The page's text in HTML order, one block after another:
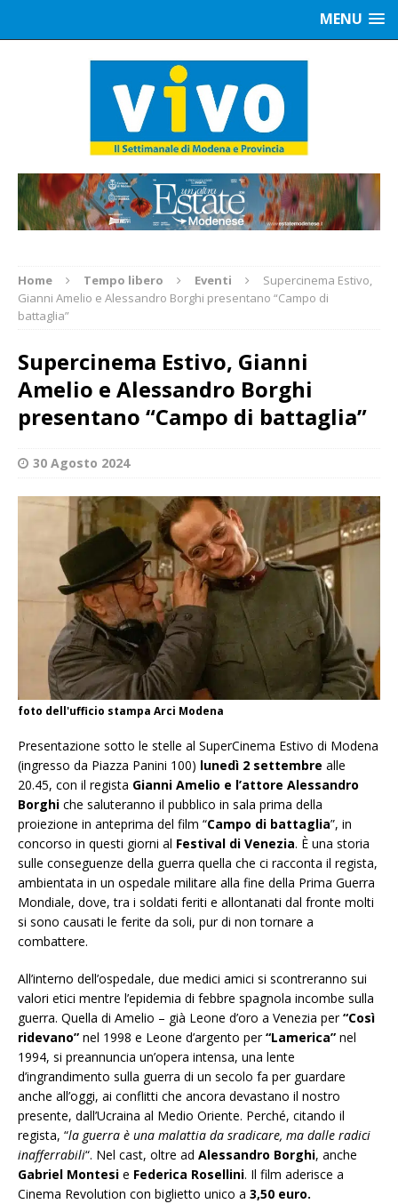
MENU
Home Tempo libero Eventi
Supercinema Estivo,
Gianni Amelio e Alessandro Borghi presentano “Campo di
battaglia”
Supercinema Estivo, Gianni
Amelio e Alessandro Borghi
presentano “Campo di battaglia”
30 Agosto 2024
foto dell'ufficio stampa Arci Modena
Presentazione sotto le stelle al SuperCinema Estivo di Modena
(ingresso da Piazza Panini 100) lunedì 2 settembre alle
20.45, con il regista Gianni Amelio e l’attore Alessandro
Borghi che saluteranno il pubblico in sala prima della
proiezione in anteprima del film “Campo di battaglia”, in
concorso in questi giorni al Festival di Venezia. È una storia
sulle conseguenze della guerra quella che ci racconta il regista,
ambientata in un ospedale militare alla fine della Prima Guerra
Mondiale, dove, tra i soldati feriti e allontanati dal fronte molti
si sono causati le ferite da soli, pur di non tornare a
combattere.
All’interno dell’ospedale, due medici amici si scontreranno sui
valori etici mentre l’epidemia di febbre spagnola incombe sulla
guerra. Quella di Amelio – già Leone d’oro a Venezia per“Così
ridevano” nel 1998 e Leone d’argento per“Lamerica” nel
1994, si preannuncia un’opera intensa, una lente
d’ingrandimento sulla guerra di un secolo fa per guardare
anche all’oggi, ai conflitti che ancora devastano il nostro
presente, dall’Ucraina al Medio Oriente. Perché, citando il
regista, “la guerra è una malattia da sradicare, ma dalle radici
inafferrabili“. Nel cast, oltre ad Alessandro Borghi, anche
Gabriel Montesi e Federica Rosellini. Il film aderisce a
Cinema Revolution con biglietto unico a 3,50 euro.